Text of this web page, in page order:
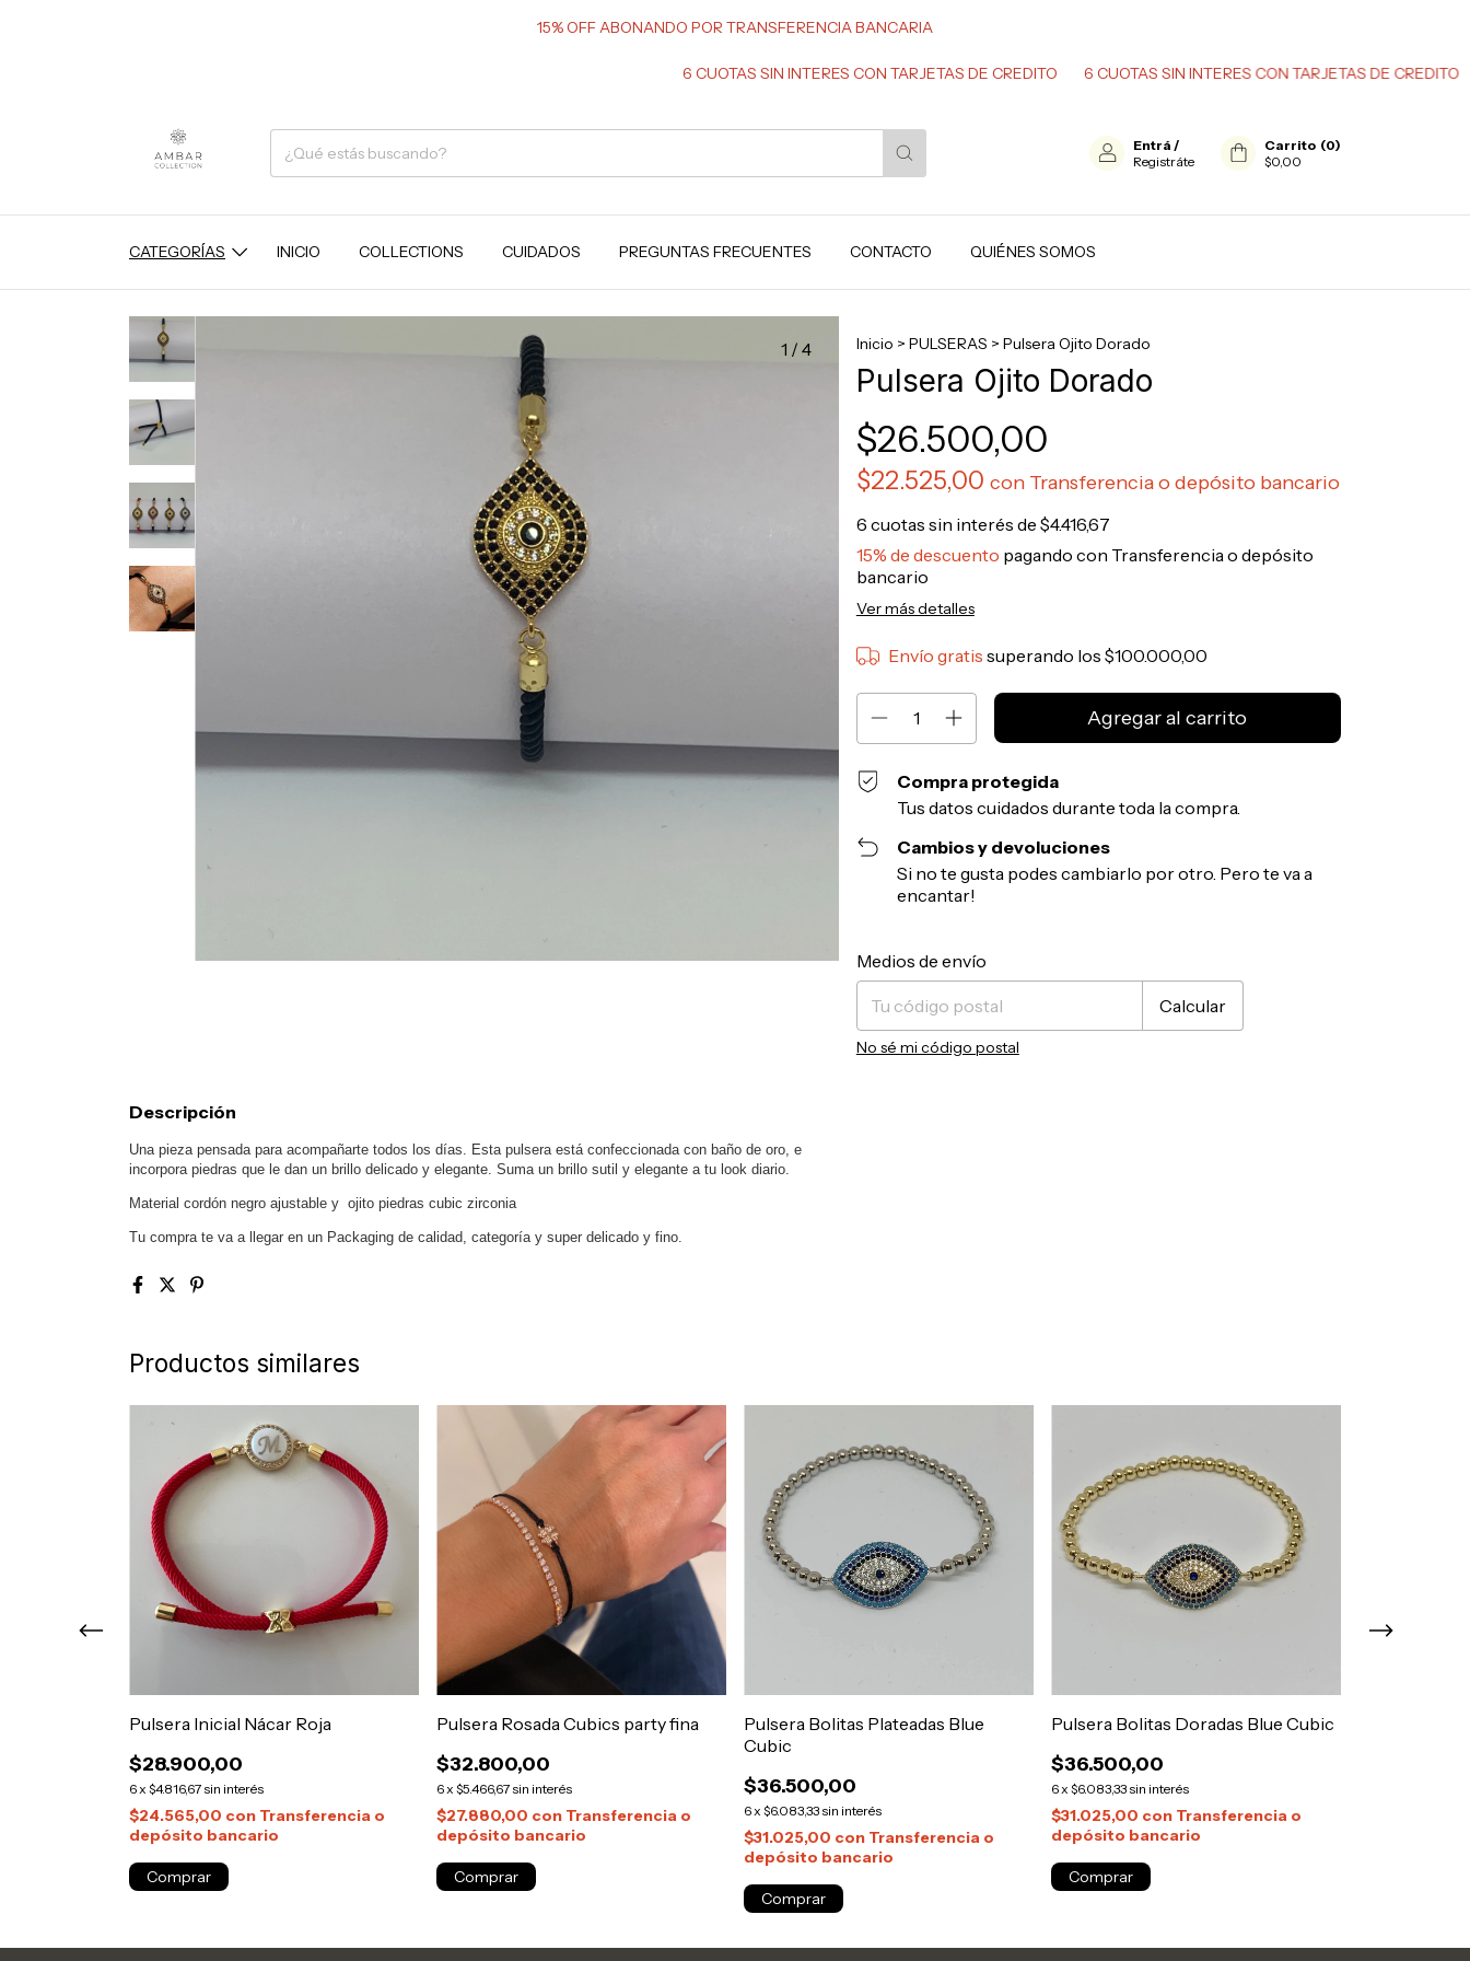
15% OFF ABONANDO POR TRANSFERENCIA BANCARIA
6 CUOTAS SIN INTERES CON TARJETAS DE CREDITO 6 CUOTAS SIN INTERES CON TARJETAS DE CREDITO 6
Entrá /
Registráte
Carrito (0)
$0,00
CATEGORÍAS INICIO COLLECTIONS CUIDADOS PREGUNTAS FRECUENTES CONTACTO QUIÉNES SOMOS
1 / 4 Inicio > PULSERAS > Pulsera Ojito Dorado
Pulsera Ojito Dorado
$26.500,00
$22.525,00 con Transferencia o depósito bancario
6 cuotas sin interés de $4.416,67
15% de descuento pagando con Transferencia o depósito
bancario
Ver más detalles
Envío gratis superando los$100.000,00
Compra protegida
Tus datos cuidados durante toda la compra.
Cambios y devoluciones
Si no te gusta podes cambiarlo por otro. Pero te va a
encantar!
Entregas para el CP:
Medios de envío
Calcular
No sé mi código postal
Descripción
Una pieza pensada para acompañarte todos los días. Esta pulsera está confeccionada con baño de oro, e
incorpora piedras que le dan un brillo delicado y elegante. Suma un brillo sutil y elegante a tu look diario.
Material cordón negro ajustable y ojito piedras cubic zirconia
Tu compra te va a llegar en un Packaging de calidad, categoría y super delicado y fino.
Productos similares
Pulsera Inicial Nácar Roja
$28.900,00
6 x $4.816,67sin interés
$24.565,00 con Transferencia o
depósito bancario
Comprar
Pulsera Rosada Cubics party fina
$32.800,00
6 x $5.466,67sin interés
$27.880,00 con Transferencia o
depósito bancario
Pulsera Bolitas Plateadas Blue
Cubic
$36.500,00
6 x $6.083,33sin interés
$31.025,00 con Transferencia o
depósito bancario
Pulsera Bolitas Doradas Blue Cubic
$36.500,00
6 x $6.083,33sin interés
$31.025,00 con Transferencia o
depósito bancario